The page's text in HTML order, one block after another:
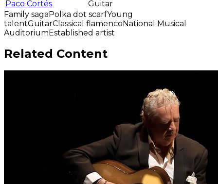
Paco Cortés
Guitar
Family sagaPolka dot scarfYoung
talentGuitarClassical flamencoNational Musical
AuditoriumEstablished artist
Related Content